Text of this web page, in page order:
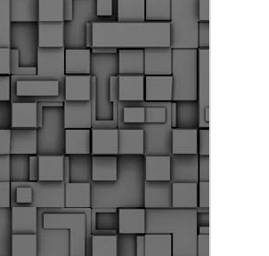
JUN
Δήμος